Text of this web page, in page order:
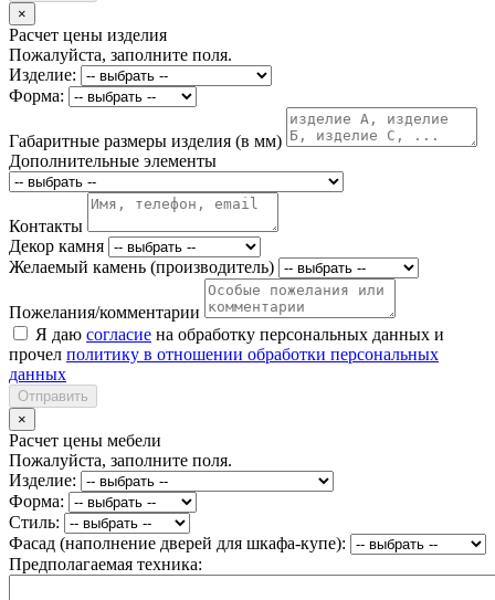
×
Расчет цены изделия
Пожалуйста, заполните поля.
Изделие:
Форма:
Габаритные размеры изделия (в мм)
Дополнительные элементы
Контакты
Декор камня
Желаемый камень (производитель)
Пожелания/комментарии
Я даю согласие на обработку персональных данных и
прочел политику в отношении обработки персональных
данных
Отправить
×
Расчет цены мебели
Пожалуйста, заполните поля.
Изделие:
Форма:
Стиль:
Фасад (наполнение дверей для шкафа-купе):
Предполагаемая техника: